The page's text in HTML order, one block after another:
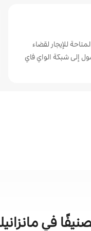
المتاحة للإيجار لقضاء
إلى شبكة الواي فاي
في